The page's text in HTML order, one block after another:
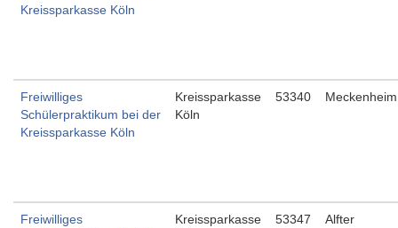
Kreissparkasse Köln
Freiwilliges
Schülerpraktikum bei der
Kreissparkasse Köln
Kreissparkasse
Köln
53340 Meckenheim
Freiwilliges
Kreissparkasse
53347 Alfter